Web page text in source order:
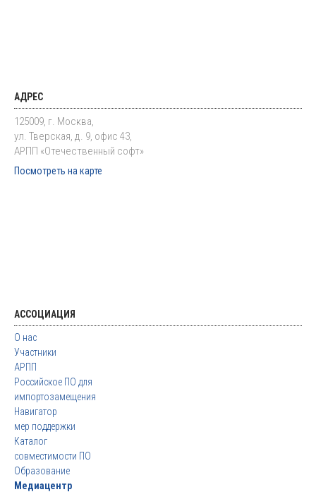
АДРЕС
125009, г. Москва,
ул. Тверская, д. 9, офис 43,
АРПП «Отечественный софт»
Посмотреть на карте
АССОЦИАЦИЯ
О нас
Участники
АРПП
Российское ПО для
импортозамещения
Навигатор
мер поддержки
Каталог
совместимости ПО
Образование
Медиацентр